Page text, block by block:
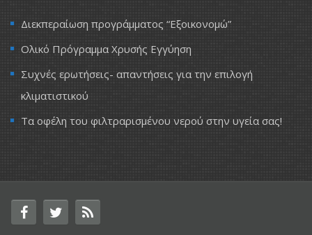
Διεκπεραίωση προγράμματος “Εξοικονομώ”
Ολικό Πρόγραμμα Χρυσής Εγγύηση
Συχνές ερωτήσεις- απαντήσεις για την επιλογή
κλιματιστικού
Τα οφέλη του φιλτραρισμένου νερού στην υγεία σας!